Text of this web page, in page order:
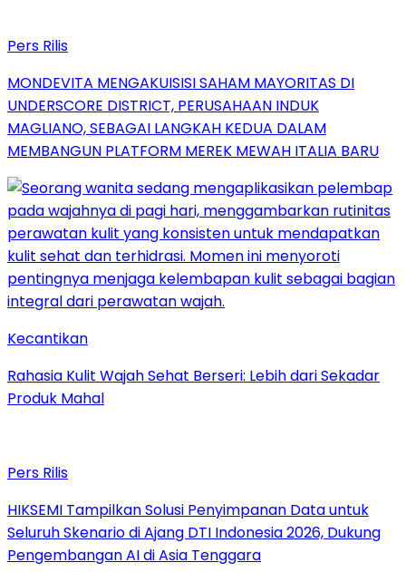
Pers Rilis
MONDEVITA MENGAKUISISI SAHAM MAYORITAS DI
UNDERSCORE DISTRICT, PERUSAHAAN INDUK
MAGLIANO, SEBAGAI LANGKAH KEDUA DALAM
MEMBANGUN PLATFORM MEREK MEWAH ITALIA BARU
Kecantikan
Rahasia Kulit Wajah Sehat Berseri: Lebih dari Sekadar
Produk Mahal
Pers Rilis
HIKSEMI Tampilkan Solusi Penyimpanan Data untuk
Seluruh Skenario di Ajang DTI Indonesia 2026, Dukung
Pengembangan AI di Asia Tenggara